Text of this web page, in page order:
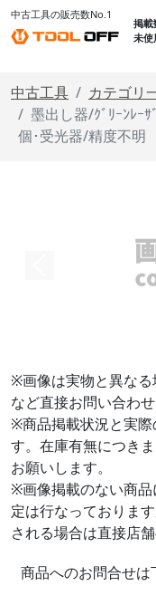
中古工具の販売数No.1
掲載
未使
中古工具 カテゴリ
墨出し器/ｸﾞﾘｰﾝﾚｰ
個･受光器/精度不明
※画像は実物と異な
など直接お問い合わせ
※商品掲載状況と実際
す。在庫有無につき
お願いします。
※画像掲載のない商
定は行なっておりま
される場合は直接店
商品へのお問合せ